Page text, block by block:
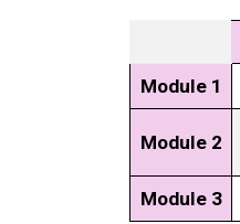
Module 1
Module 2
Module 3